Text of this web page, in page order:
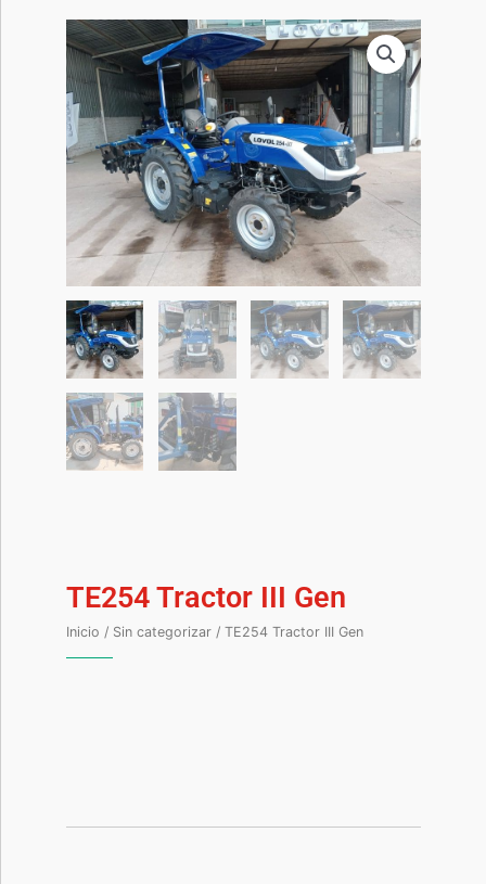
TE254 Tractor III Gen
Inicio / Sin categorizar / TE254 Tractor III Gen